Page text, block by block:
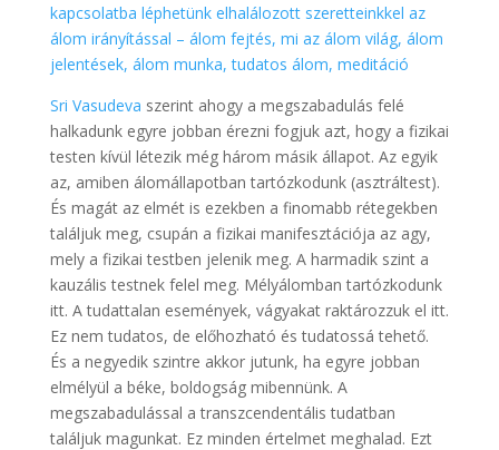
kapcsolatba léphetünk elhalálozott szeretteinkkel az
álom irányítással – álom fejtés, mi az álom világ, álom
jelentések, álom munka, tudatos álom, meditáció
Sri Vasudeva szerint ahogy a megszabadulás felé
halkadunk egyre jobban érezni fogjuk azt, hogy a fizikai
testen kívül létezik még három másik állapot. Az egyik
az, amiben álomállapotban tartózkodunk (asztráltest).
És magát az elmét is ezekben a finomabb rétegekben
találjuk meg, csupán a fizikai manifesztációja az agy,
mely a fizikai testben jelenik meg. A harmadik szint a
kauzális testnek felel meg. Mélyálomban tartózkodunk
itt. A tudattalan események, vágyakat raktározzuk el itt.
Ez nem tudatos, de előhozható és tudatossá tehető.
És a negyedik szintre akkor jutunk, ha egyre jobban
elmélyül a béke, boldogság mibennünk. A
megszabadulással a transzcendentális tudatban
találjuk magunkat. Ez minden értelmet meghalad. Ezt